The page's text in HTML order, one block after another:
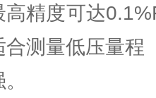
度可达
合测量低压量程